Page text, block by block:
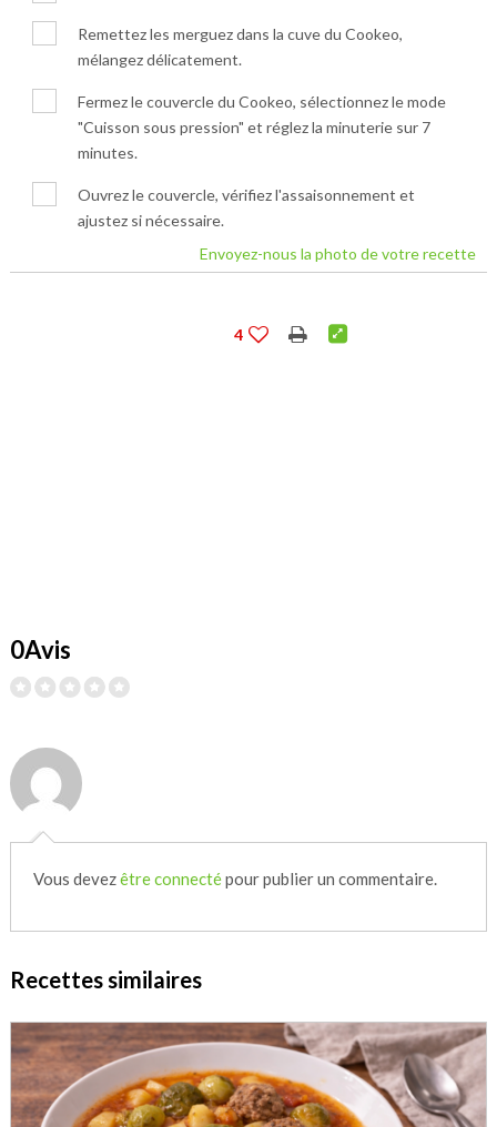
Remettez les merguez dans la cuve du Cookeo,
mélangez délicatement.
Fermez le couvercle du Cookeo, sélectionnez le mode
"Cuisson sous pression" et réglez la minuterie sur 7
minutes.
Ouvrez le couvercle, vérifiez l'assaisonnement et
ajustez si nécessaire.
Envoyez-nous la photo de votre recette
4
0Avis
Vous devezêtre connectépour publier un commentaire.
Recettes similaires